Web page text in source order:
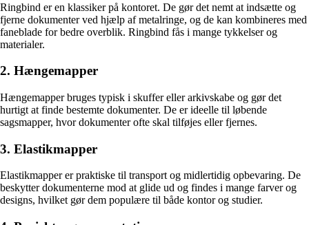
Ringbind er en klassiker på kontoret. De gør det nemt at indsætte og
fjerne dokumenter ved hjælp af metalringe, og de kan kombineres med
faneblade for bedre overblik. Ringbind fås i mange tykkelser og
materialer.
2. Hængemapper
Hængemapper bruges typisk i skuffer eller arkivskabe og gør det
hurtigt at finde bestemte dokumenter. De er ideelle til løbende
sagsmapper, hvor dokumenter ofte skal tilføjes eller fjernes.
3. Elastikmapper
Elastikmapper er praktiske til transport og midlertidig opbevaring. De
beskytter dokumenterne mod at glide ud og findes i mange farver og
designs, hvilket gør dem populære til både kontor og studier.